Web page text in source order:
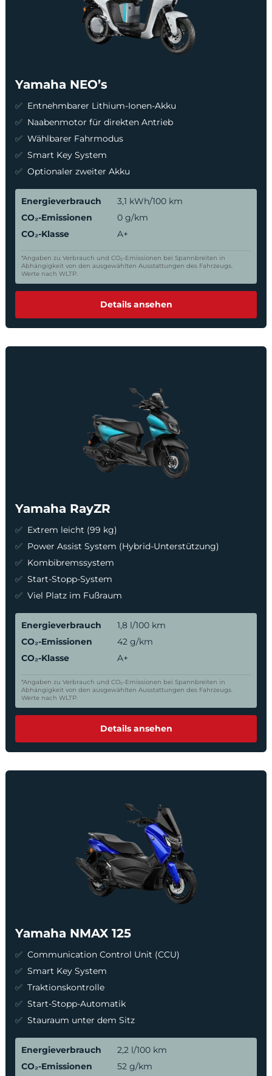
Yamaha NEO’s
Entnehmbarer Lithium-Ionen-Akku
Naabenmotor für direkten Antrieb
Wählbarer Fahrmodus
Smart Key System
Optionaler zweiter Akku
Energieverbrauch
3,1 kWh/100 km
CO₂-Emissionen
0 g/km
CO₂-Klasse
A+
*Angaben zu Verbrauch und CO₂-Emissionen bei Spannbreiten in
Abhängigkeit von den ausgewählten Ausstattungen des Fahrzeugs.
Werte nach WLTP.
Details ansehen
Yamaha RayZR
Extrem leicht (99 kg)
Power Assist System (Hybrid-Unterstützung)
Kombibremssystem
Start-Stopp-System
Viel Platz im Fußraum
Energieverbrauch
1,8 l/100 km
CO₂-Emissionen
42 g/km
CO₂-Klasse
A+
*Angaben zu Verbrauch und CO₂-Emissionen bei Spannbreiten in
Abhängigkeit von den ausgewählten Ausstattungen des Fahrzeugs.
Werte nach WLTP.
Details ansehen
Yamaha NMAX 125
Communication Control Unit (CCU)
Smart Key System
Traktionskontrolle
Start-Stopp-Automatik
Stauraum unter dem Sitz
Energieverbrauch
2,2 l/100 km
CO₂-Emissionen
52 g/km